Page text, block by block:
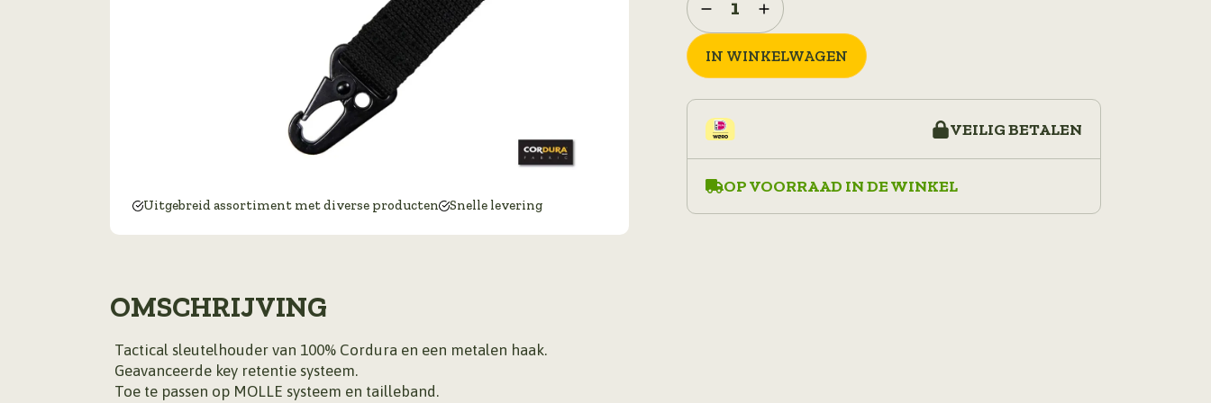
Uitgebreid assortiment met diverse producten Snelle levering
hook
Cordura
DP210
aantal
IN WINKELWAGEN
VEILIG BETALEN
OP VOORRAAD IN DE WINKEL
OMSCHRIJVING
Tactical sleutelhouder van 100% Cordura en een metalen haak.
Geavanceerde key retentie systeem.
Toe te passen op MOLLE systeem en tailleband.